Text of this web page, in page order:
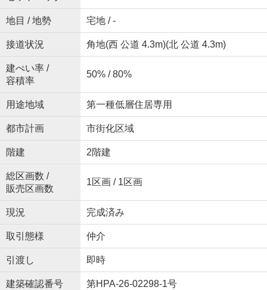
地目 / 地勢 宅地 / -
接道状況 角地(西 公道 4.3m)(北 公道 4.3m)
建ぺい率 /
容積率
50% / 80%
用途地域 第一種低層住居専用
都市計画 市街化区域
階建 2階建
総区画数 /
販売区画数
1区画 / 1区画
現況 完成済み
取引態様 仲介
引渡し 即時
建築確認番号 第HPA-26-02298-1号